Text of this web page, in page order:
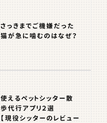
さっきまでご機嫌だった
猫が急に噛むのはなぜ？
使えるペットシッター散
歩代行アプリ２選
【現役シッターのレビュー